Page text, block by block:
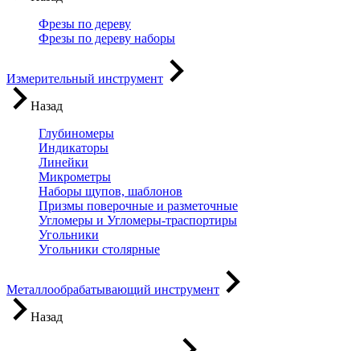
Фрезы по дереву
Фрезы по дереву наборы
Измерительный инструмент
Назад
Глубиномеры
Индикаторы
Линейки
Микрометры
Наборы щупов, шаблонов
Призмы поверочные и разметочные
Угломеры и Угломеры-траспортиры
Угольники
Угольники столярные
Металлообрабатывающий инструмент
Назад